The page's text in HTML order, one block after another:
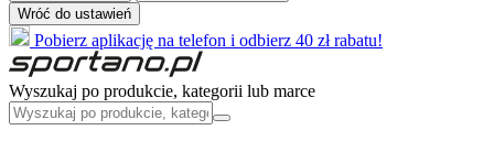
Wróć do ustawień
Pobierz aplikację na telefon i odbierz 40 zł rabatu!
Wyszukaj po produkcie, kategorii lub marce